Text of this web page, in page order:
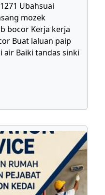
Ubahsuai
mozek
bocor Kerja kerja
Buat laluan paip
air Baiki tandas sinki